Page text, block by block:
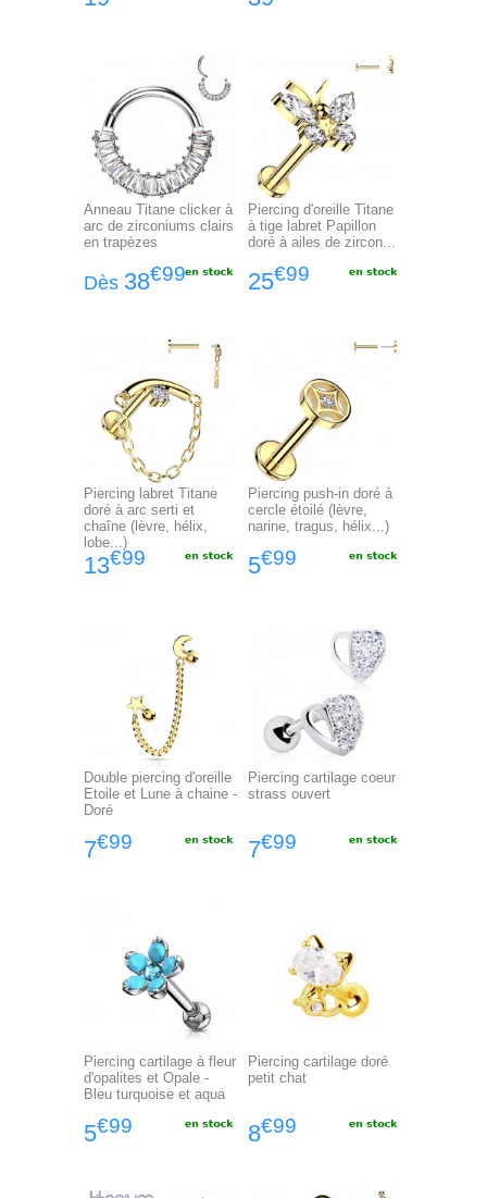
Anneau Titane clicker à
arc de zirconiums clairs
en trapèzes
Dès 38€99
Piercing d'oreille Titane
à tige labret Papillon
doré à ailes de zircon...
25€99
Piercing labret Titane
doré à arc serti et
chaîne (lèvre, hélix,
lobe...)
13€99
Piercing push-in doré à
cercle étoilé (lèvre,
narine, tragus, hélix...)
5€99
Double piercing d'oreille
Etoile et Lune à chaine -
Doré
7€99
Piercing cartilage coeur
strass ouvert
7€99
Piercing cartilage à fleur
d'opalites et Opale -
Bleu turquoise et aqua
5€99
Piercing cartilage doré
petit chat
8€99